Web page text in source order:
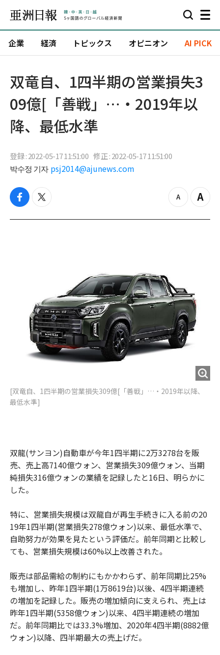
企業 経済 トピックス オピニオン AI PICK
双竜自、1四半期の営業損失3
09億[「善戦」…・2019年以
降、最低水準
登録 : 2022-05-17 11:51:00 修正 : 2022-05-17 11:51:00
박수정 기자 psj2014@ajunews.com
f
c
t
i
z
o
Z
o
[双竜自、1四半期の営業損失309億[「善戦」…・2019年以降、
最低水準]
双龍(サンヨン)自動車が今年1四半期に2万3278台を販
売、売上高7140億ウォン、営業損失309億ウォン、当期
純損失316億ウォンの業績を記録したと16日、明らかに
した。
特に、営業損失規模は双龍自が再生手続きに入る前の20
19年1四半期(営業損失278億ウォン)以来、最低水準で、
自助努力が効果を見たという評価だ。前年同期と比較し
ても、営業損失規模は60%以上改善された。
販売は部品需給の制約にもかかわらず、前年同期比25%
も増加し、昨年1四半期(1万8619台)以後、4四半期連続
の増加を記録した。販売の増加傾向に支えられ、売上は
昨年1四半期(5358億ウォン)以来、4四半期連続の増加
だ。前年同期比では33.3%増加、2020年4四半期(8882億
ウォン)以降、四半期最大の売上げだ。